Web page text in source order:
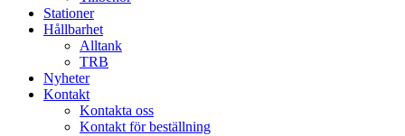
Stationer
Hållbarhet
Alltank
TRB
Nyheter
Kontakt
Kontakta oss
Kontakt för beställning